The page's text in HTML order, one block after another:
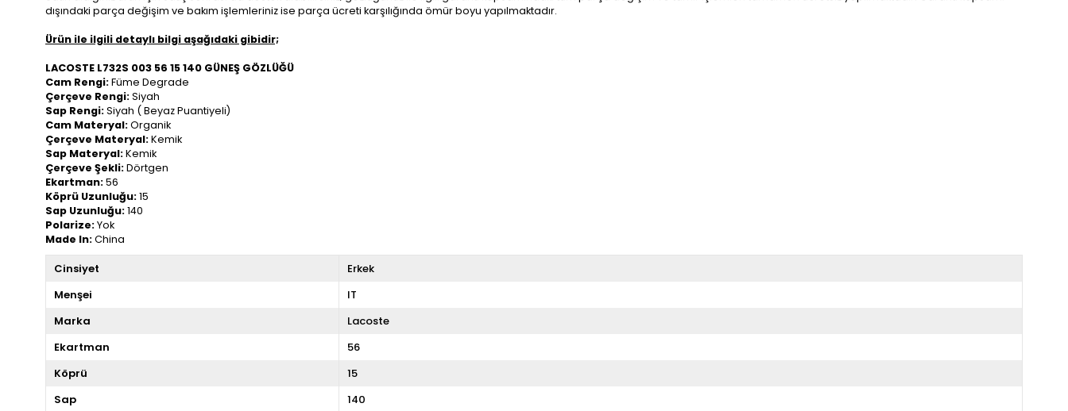
dışındaki parça değişim ve bakım işlemleriniz ise parça ücreti karşılığında ömür boyu yapılmaktadır.
Ürün ile ilgili detaylı bilgi aşağıdaki gibidir;
LACOSTE L732S 003 56 15 140 GÜNEŞ GÖZLÜĞÜ
Cam Rengi:Füme Degrade
Çerçeve Rengi:Siyah
Sap Rengi:Siyah ( Beyaz Puantiyeli)
Cam Materyal:Organik
Çerçeve Materyal:Kemik
Sap Materyal:Kemik
Çerçeve Şekli:Dörtgen
Ekartman:56
Köprü Uzunluğu:15
Sap Uzunluğu:140
Polarize:Yok
Made In:China
Cinsiyet
Erkek
Menşei
IT
Marka
Lacoste
Ekartman
56
Köprü
15
Sap
140